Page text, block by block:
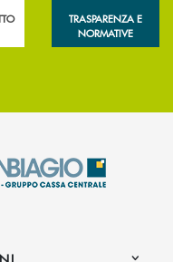
TRASPARENZA E
NORMATIVE